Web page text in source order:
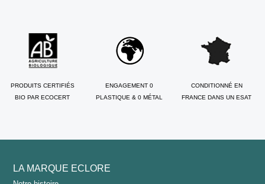
PRODUITS CERTIFIÉS
BIO PAR ECOCERT
ENGAGEMENT 0
PLASTIQUE & 0 MÉTAL
CONDITIONNÉ EN
FRANCE DANS UN ESAT
LA MARQUE ECLORE